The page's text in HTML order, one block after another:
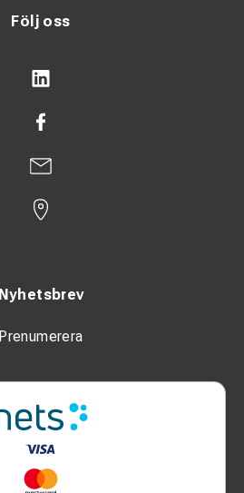
Följ oss
Nyhetsbrev
Prenumerera